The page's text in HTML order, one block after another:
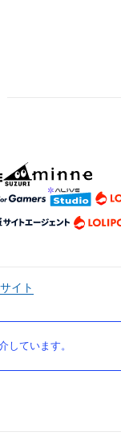
イト
ています。